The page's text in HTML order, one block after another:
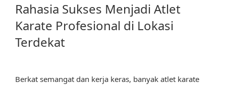
Rahasia Sukses Menjadi Atlet
Karate Profesional di Lokasi
Terdekat
Berkat semangat dan kerja keras, banyak atlet karate